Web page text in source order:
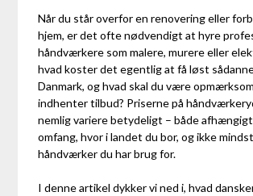
Når du står overfor en renovering eller
hjem, er det ofte nødvendigt at hyre
håndværkere som malere, murere eller
hvad koster det egentlig at få løst
Danmark, og hvad skal du være
indhenter tilbud? Priserne på
nemlig variere betydeligt – både
omfang, hvor i landet du bor, og ikke
håndværker du har brug for.
I denne artikel dykker vi ned i, hvad